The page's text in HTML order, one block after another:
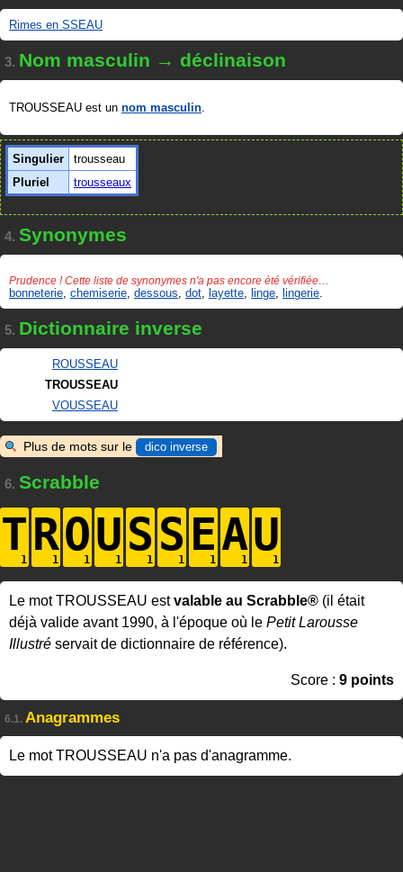
Rimes en SSEAU
3. Nom masculin → déclinaison
TROUSSEAU est un nom masculin.
Singulier
trousseau
Pluriel
trousseaux
4. Synonymes
Prudence ! Cette liste de synonymes n'a pas encore été vérifiée…
bonneterie chemiserie dessous dot layette linge lingerie
5. Dictionnaire inverse
ROUSSEAU
TROUSSEAU
VOUSSEAU
Plus de mots sur le dico inverse
6. Scrabble
TROUSS EAU
Le mot TROUSSEAU estvalable au Scrabble® (il était
déjà valide avant 1990, à l'époque où le Petit Larousse
Illustré servait de dictionnaire de référence).
Score : 9 points
6.1. Anagrammes
Le mot TROUSSEAU n'a pas d'anagramme.